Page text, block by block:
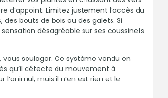
d’appoint. Limitez justement l’accès du
bouts de bois ou des galets. Si
désagréable sur ses coussinets
soulager. Ce système vendu en
qu’il détecte du mouvement à
mais il n’en est rien et le